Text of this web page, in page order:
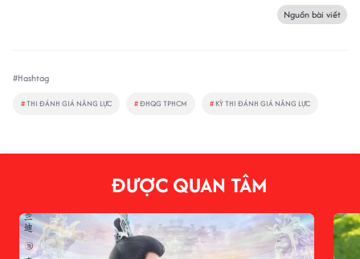
Nguồn bài viết
#Hashtag
#THI ĐÁNH GIÁ NĂNG LỰC #ĐHQG TPHCM # KỲ THI ĐÁNH GIÁ NĂNG LỰC
ĐƯỢC QUAN TÂM